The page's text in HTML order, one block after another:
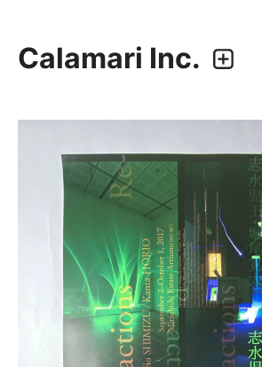
Calamari Inc.
業務内容
・グラフィックデザイン
・エディトリアルデザイン
・ウェブデザイン／構築
・アプリケーション、UI/UXデザ
・プロダクトデザイン